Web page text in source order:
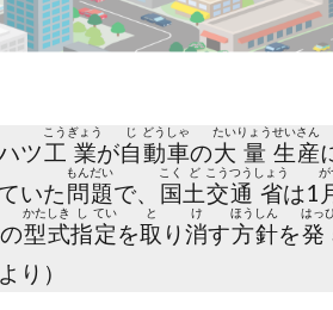
ツ工
こう
業
ぎょう
が自
じ
動
どう
車
しゃ
の大
たい
量
りょう
生
せい
産
さん
いた問
もん
題
だい
で、 国
こく
土
ど
交
こう
通
つう
省
しょう
は1
が
の型
かた
式
しき
指
し
定
てい
を取
と
り消
け
す方
ほう
針
しん
を発
はっ
より）